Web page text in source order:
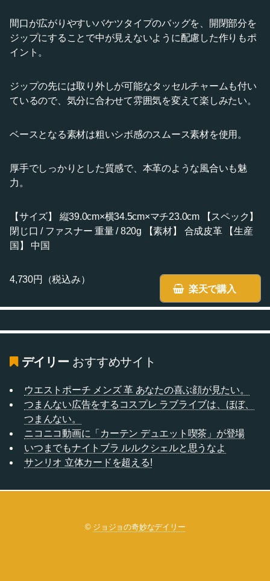
間口が広がりやすいバケツタイプのバッグを、開閉部分を
ジップにすることで中が見えないように配慮した作りもポ
イント。
ジップの先には取り外しが可能なタッセルチャームも付い
ているので、気分に合わせて雰囲気を変えて楽しみたい。
ベースとなる素材は粗いシボ感のスムース素材を使用。
厚手でしっかりとした質感で、本革のような風合いも魅
力。
【サイズ】 縦39.0cm×横34.5cm×マチ23.0cm 【スペック】
閉じ口 / ファスナー 重量 / 820g 【素材】 合成皮革 【生産
国】 中国
楽天で購入
4,730円（税込み）
デイリー おすすめサイト
ウエストポーチ メンズ 革 あなたの喜ぶ顔が見たい。
つまんない広告をするコスプレ ラブライブは、ほぼ、
つまんない。
ニコニコ動画に「カーテン デュエット喫茶」が登場
いつまでもナイトブラ ルルクシェルと思うなよ
サンリオ 立体カードを超える!
© ジョジョの奇妙なデイリー